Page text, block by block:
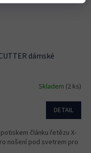
dámské
Skladem (2 ks)
DETAIL
článku řetězu X-
nošení pod svetrem pro